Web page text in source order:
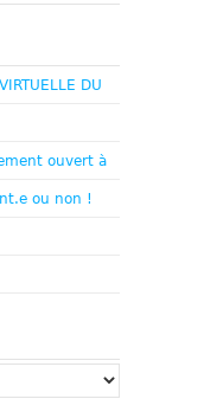
DU
ouvert à
ou non !